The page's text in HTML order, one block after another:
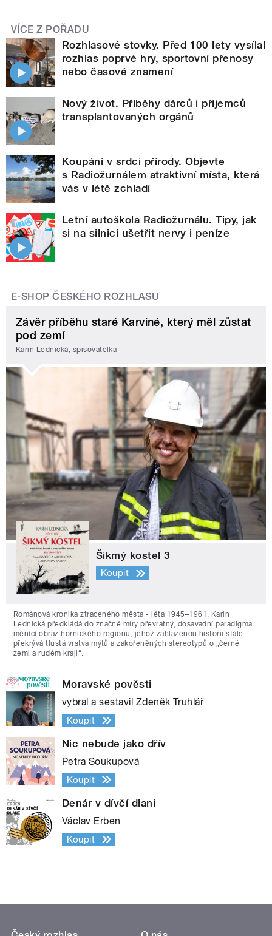
VÍCE Z POŘADU
Rozhlasové stovky. Před 100 lety vysílal
rozhlas poprvé hry, sportovní přenosy
nebo časové znamení
Nový život. Příběhy dárců i příjemců
transplantovaných orgánů
Koupání v srdci přírody. Objevte
s Radiožurnálem atraktivní místa, která
vás v létě zchladí
Letní autoškola Radiožurnálu. Tipy, jak
si na silnici ušetřit nervy i peníze
E-SHOP ČESKÉHO ROZHLASU
Závěr příběhu staré Karviné, který měl zůstat
pod zemí
Karin Lednická, spisovatelka
Šikmý kostel 3
Koupit
Románová kronika ztraceného města - léta 1945–1961. Karin
Lednická předkládá do značné míry převratný, dosavadní paradigma
měnící obraz hornického regionu, jehož zahlazenou historii stále
překrývá tlustá vrstva mýtů a zakořeněných stereotypů o „černé
zemi a rudém kraji“.
Moravské pověsti
vybral a sestavil Zdeněk Truhlář
Koupit
Nic nebude jako dřív
Petra Soukupová
Koupit
Denár v dívčí dlani
Václav Erben
Koupit